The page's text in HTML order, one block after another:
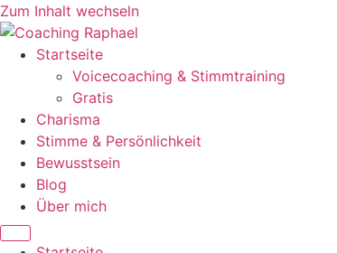
Zum Inhalt wechseln
Startseite
Voicecoaching & Stimmtraining
Gratis
Charisma
Stimme & Persönlichkeit
Bewusstsein
Blog
Über mich